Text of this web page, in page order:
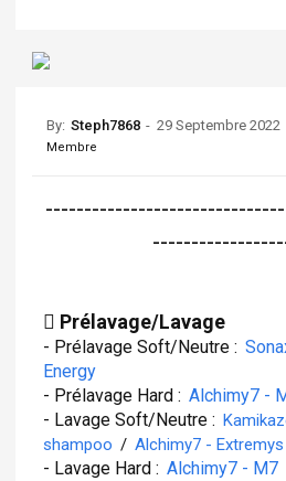
By: Steph7868 -29 Septembre 2022
Membre
-------------------------------
Prélavage/Lavage
- Prélavage Soft/Neutre :
Energy
- Prélavage Hard : Alchimy7 -
- Lavage Soft/Neutre :
shampoo / Alchimy7 - Extremys
- Lavage Hard : Alchimy7 - M7